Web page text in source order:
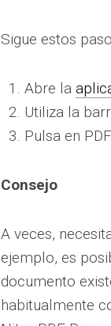
Sigue estos
Abre la
Utiliza la
Pulsa en
Consejo
A veces,
ejemplo, es
documento
habitualmente